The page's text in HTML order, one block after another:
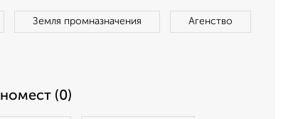
Земля промназначения Агенство
(0)